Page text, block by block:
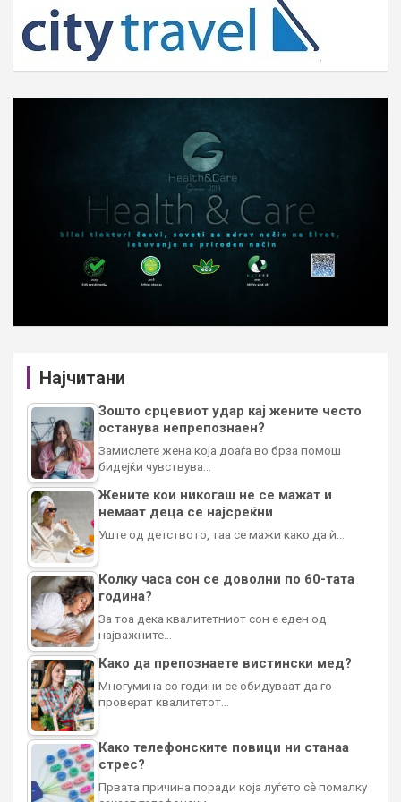
h
Најчитани
Зошто срцевиот удар кај жените често
останува непрепознаен?
Замислете жена која доаѓа во брза помош
бидејќи чувствува…
Жените кои никогаш не се мажат и
немаат деца се најсреќни
Уште од детството, таа се мажи како да ѝ…
Колку часа сон се доволни по 60-тата
година?
За тоа дека квалитетниот сон е еден од
најважните…
Како да препознаете вистински мед?
Многумина со години се обидуваат да го
проверат квалитетот…
Како телефонските повици ни станаа
стрес?
Првата причина поради која луѓето сè помалку